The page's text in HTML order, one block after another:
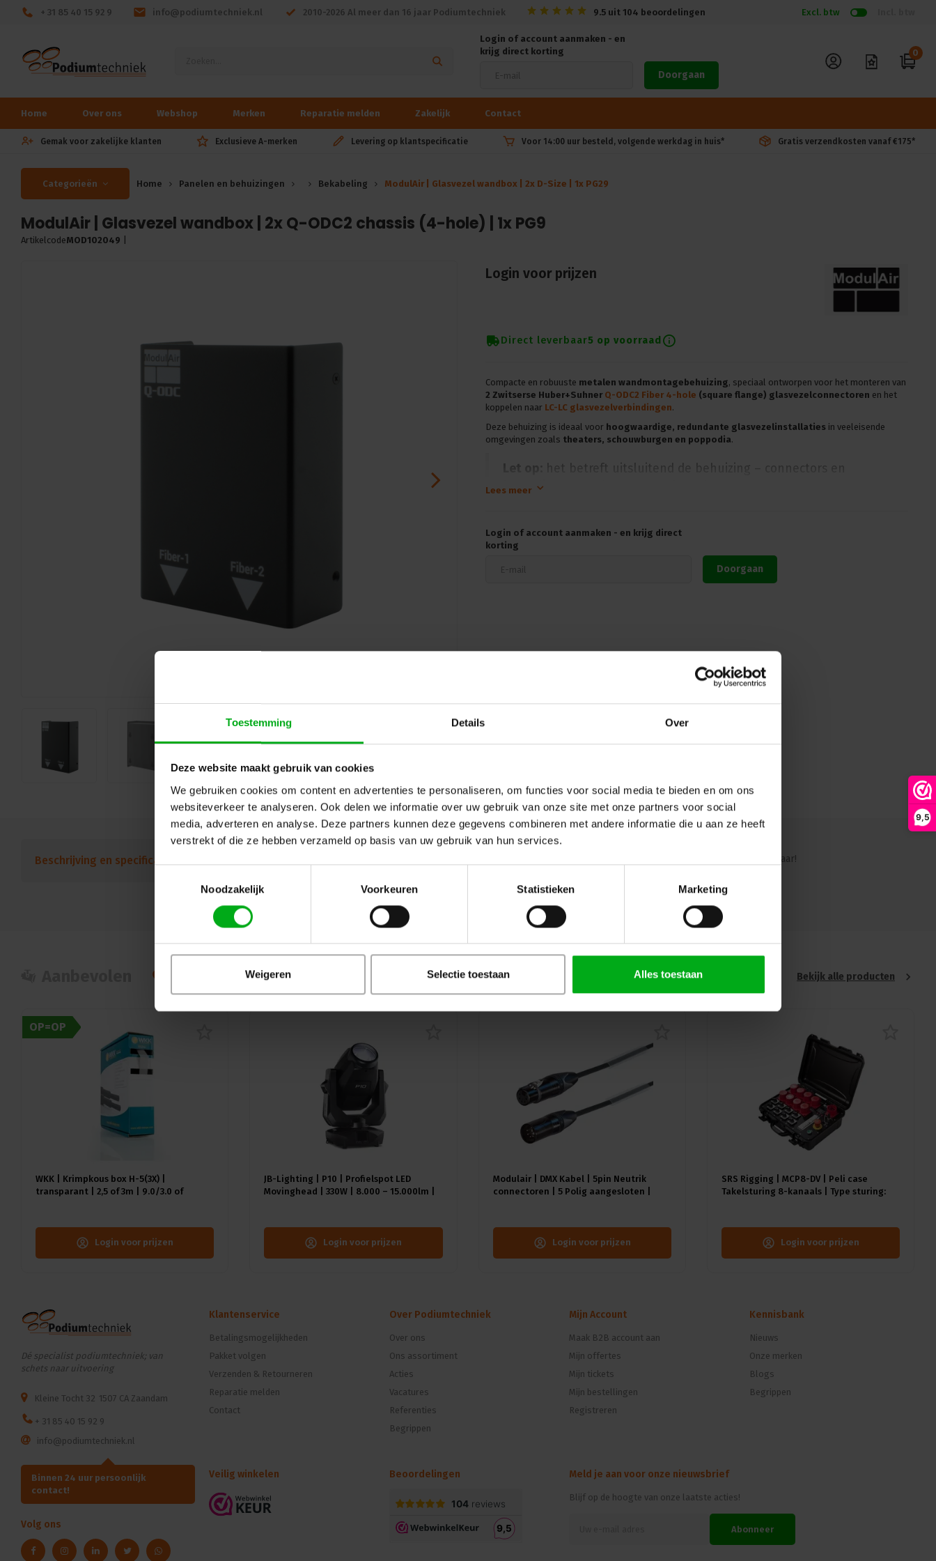
Toestemming Details Over
Deze website maakt gebruik van cookies
We gebruiken cookies om content en advertenties te personaliseren, om functies voor social media te bieden en om ons
websiteverkeer te analyseren. Ook delen we informatie over uw gebruik van onze site met onze partners voor social
media, adverteren en analyse. Deze partners kunnen deze gegevens combineren met andere informatie die u aan ze heeft
verstrekt of die ze hebben verzameld op basis van uw gebruik van hun services.
Noodzakelijk
Voorkeuren Statistieken Marketing
Weigeren Selectie toestaan Alles toestaan
9,5
+ 31 85 40 15 92 9 info@podiumtechniek.nl 2010-2026 Al meer dan 16 jaar Podiumtechniek 9.5 uit 104 beoordelingen Excl. btw
Login of account aanmaken - en
krijg direct korting
Doorgaan
0
Home Over ons Webshop Merken Reparatie melden Zakelijk Contact
Gemak voor zakelijke klanten Exclusieve A-merken Levering op klantspecificatie Voor 14:00 uur besteld, volgende werkdag in huis* Gratis verzendkosten vanaf €175*
Categorieën Home Panelen en behuizingen Bekabeling ModulAir | Glasvezel wandbox | 2x D-Size | 1x PG29
ModulAir | Glasvezel wandbox | 2x Q-ODC2 chassis (4-hole) | 1x PG9
ArtikelcodeMOD102049
Login voor prijzen
Direct leverbaar5 op voorraad
Compacte en robuuste metalen wandmontagebehuizing, speciaal ontworpen voor het monteren van
2 Zwitserse Huber+Suhner Q-ODC2 Fiber 4-hole (square flange) glasvezelconnectoren en het
koppelen naar LC-LC glasvezelverbindingen.
Deze behuizing is ideaal voor hoogwaardige, redundante glasvezelinstallaties in veeleisende
omgevingen zoals theaters, schouwburgen en poppodia.
koppelingen worden apart geleverd!
Toepassing:
Voor redundante glasvezelverbindingen in professionele AV- en netwerkomgevingen
Kabelinvoer:Flexibele kabelinvoer via PG9-wartel voor een stof- en spanningsvrije
Deze wandbox biedt een nette, veilige en professionele oplossing voor LC-koppelingen in combinatie
Lees meer
Login of account aanmaken - en krijg direct
korting
Doorgaan
Beschrijving en specificaties Ons team staat graag voor je klaar!
Nieuw Bekijk alle producten
OP=OP
WKK | Krimpkous box H-5(3X) |
transparant | 2,5 of 3m | 9.0/3.0 of
Login voor prijzen
JB-Lighting | P10 | Profielspot LED
Movinghead | 330W | 8.000 – 15.000lm |
Login voor prijzen
Modulair | DMX Kabel | 5pin Neutrik
connectoren | 5 Polig aangesloten |
Login voor prijzen
SRS Rigging | MCP8-DV | Peli case
Takelsturing 8-kanaals | Type sturing:
Login voor prijzen
Dé specialist podiumtechniek; van
schets naar uitvoering
Kleine Tocht 32 1507 CA Zaandam
+ 31 85 40 15 92 9
info@podiumtechniek.nl
Binnen 24 uur persoonlijk
contact!
Volg ons
Klantenservice
Betalingsmogelijkheden
Pakket volgen
Verzenden & Retourneren
Reparatie melden
Contact
Over Podiumtechniek
Over ons
Ons assortiment
Acties
Vacatures
Referenties
Begrippen
Mijn Account
Maak B2B account aan
Mijn offertes
Mijn tickets
Mijn bestellingen
Registreren
Kennisbank
Nieuws
Onze merken
Blogs
Begrippen
Veilig winkelen Beoordelingen Meld je aan voor onze nieuwsbrief
Blijf op de hoogte van onze laatste acties!
Abonneer